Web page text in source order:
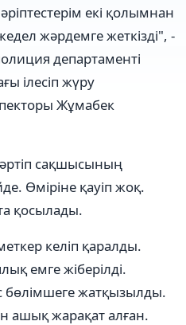
екі қолымнан
жәрдемге жеткізді", -
департаменті
ілесіп жүру
Жұмабек
сақшысының
Өміріне қауіп жоқ.
қосылады.
келіп қаралды.
емге жіберілді.
бөлімшеге жатқызылды.
ашық жарақат алған.